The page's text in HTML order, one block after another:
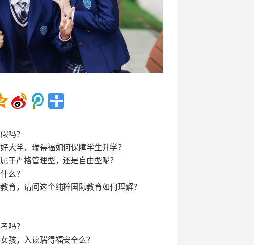
吗？
大学，瑞得福如何保障学生升学？
于严格管理型，还是自由型呢？
么？
育，请问这个纯粹国际教育如何理解？
吗？
孩，入读瑞得福安全么？